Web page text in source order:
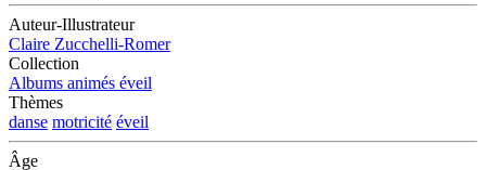
Auteur-Illustrateur
Claire Zucchelli-Romer
Collection
Albums animés éveil
Thèmes
danse motricité éveil
Âge